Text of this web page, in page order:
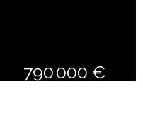
790 000 €